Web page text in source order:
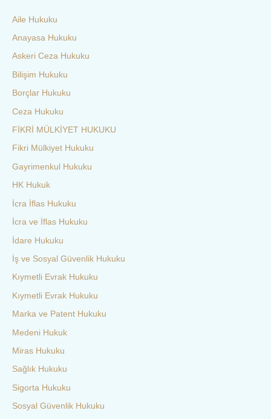
Aile Hukuku
Anayasa Hukuku
Askeri Ceza Hukuku
Bilişim Hukuku
Borçlar Hukuku
Ceza Hukuku
FİKRİ MÜLKİYET HUKUKU
Fikri Mülkiyet Hukuku
Gayrimenkul Hukuku
HK Hukuk
İcra İflas Hukuku
İcra ve İflas Hukuku
İdare Hukuku
İş ve Sosyal Güvenlik Hukuku
Kıymetli Evrak Hukuku
Kıymetli Evrak Hukuku
Marka ve Patent Hukuku
Medeni Hukuk
Miras Hukuku
Sağlık Hukuku
Sigorta Hukuku
Sosyal Güvenlik Hukuku